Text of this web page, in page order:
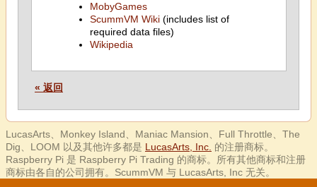
MobyGames
ScummVM Wiki(includes list of
required data files)
Wikipedia
« 返回
LucasArts、Monkey Island、Maniac Mansion、Full Throttle、The
Dig、LOOM 以及其他许多都是 LucasArts, Inc. 的注册商标。
Raspberry Pi 是 Raspberry Pi Trading 的商标。所有其他商标和注册
商标由各自的公司拥有。ScummVM 与 LucasArts, Inc 无关。